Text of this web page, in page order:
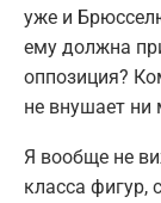
уже и
ему должна
оппозиция?
не внушает
Я вообще не
класса фигур,